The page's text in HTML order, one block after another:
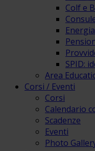
Colf e
SPID:
Area
Corsi / Eventi
Corsi
Calendario
Scadenze
Eventi
Photo